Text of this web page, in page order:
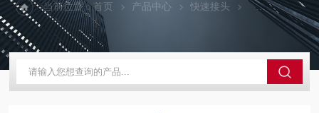
当前位置：首页 产品中心 快速接头 PISCO碧烁科